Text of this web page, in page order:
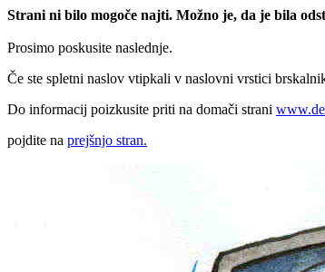
Strani ni bilo mogoče najti. Možno je, da je bila
Prosimo poskusite naslednje.
Če ste spletni naslov vtipkali v naslovni vrstici
Do informacij poizkusite priti na domači strani
pojdite na prejšnjo stran.